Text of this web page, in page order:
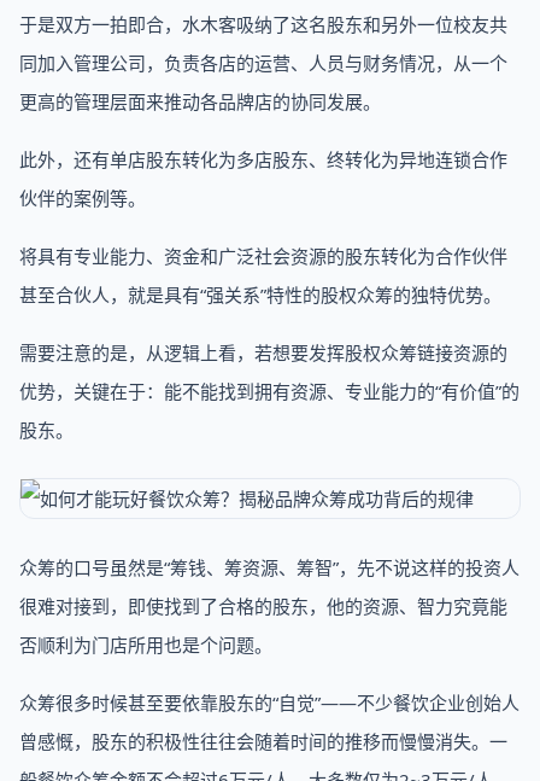
于是双方一拍即合，水木客吸纳了这名股东和另外一位校友共
同加入管理公司，负责各店的运营、人员与财务情况，从一个
更高的管理层面来推动各品牌店的协同发展。
此外，还有单店股东转化为多店股东、终转化为异地连锁合作
伙伴的案例等。
将具有专业能力、资金和广泛社会资源的股东转化为合作伙伴
甚至合伙人，就是具有“强关系”特性的股权众筹的独特优势。
需要注意的是，从逻辑上看，若想要发挥股权众筹链接资源的
优势，关键在于：能不能找到拥有资源、专业能力的“有价值”的
股东。
众筹的口号虽然是“筹钱、筹资源、筹智”，先不说这样的投资人
很难对接到，即使找到了合格的股东，他的资源、智力究竟能
否顺利为门店所用也是个问题。
众筹很多时候甚至要依靠股东的“自觉”——不少餐饮企业创始人
曾感慨，股东的积极性往往会随着时间的推移而慢慢消失。一